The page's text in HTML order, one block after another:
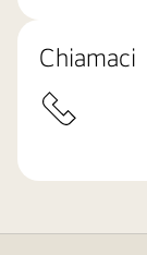
Chiamaci